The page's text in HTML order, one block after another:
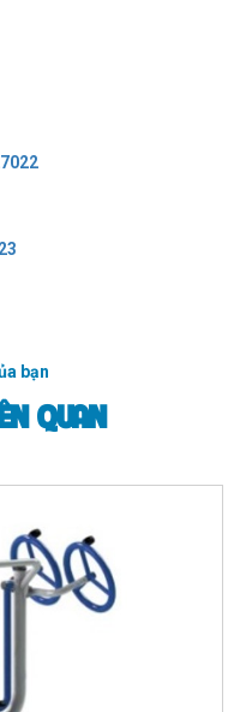
bạn
QUAN